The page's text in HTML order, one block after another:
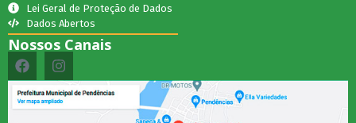
Lei Geral de Proteção de Dados
Dados Abertos
Nossos Canais